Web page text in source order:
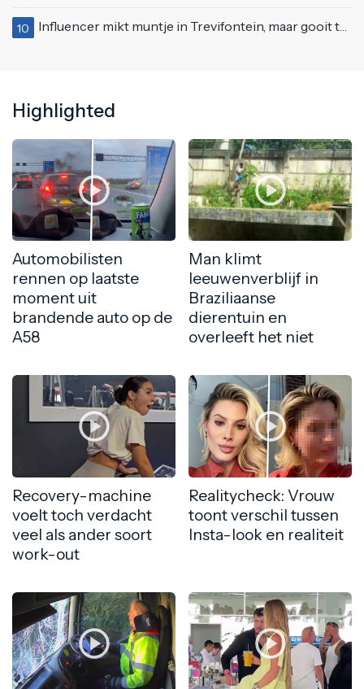
10 Influencer mikt muntje in Trevifontein, maar gooit toerist bijna knock-out
Highlighted
Automobilisten
rennen op laatste
moment uit
brandende auto op de
A58
Man klimt
leeuwenverblijf in
Braziliaanse
dierentuin en
overleeft het niet
Recovery-machine
voelt toch verdacht
veel als ander soort
work-out
Realitycheck: Vrouw
toont verschil tussen
Insta-look en realiteit